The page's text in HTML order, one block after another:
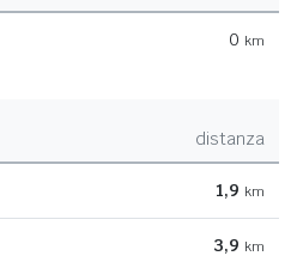
0 km
distanza
1,9 km
3,9 km